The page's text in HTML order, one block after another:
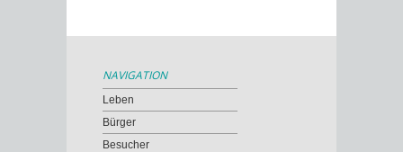
NAVIGATION
Leben
Bürger
Besucher